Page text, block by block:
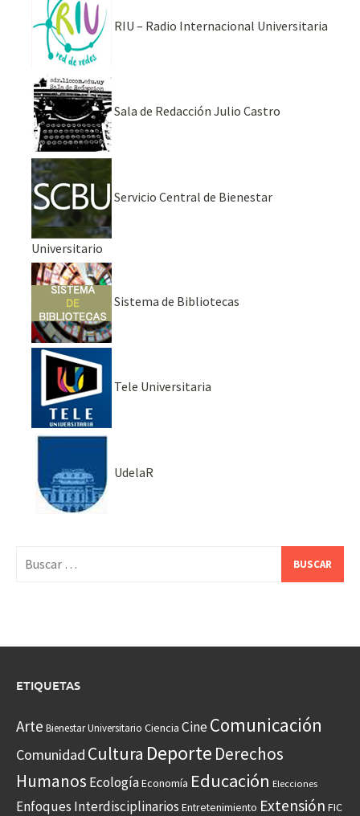
RIU – Radio Internacional Universitaria
Sala de Redacción Julio Castro
Servicio Central de Bienestar
Universitario
Sistema de Bibliotecas
Tele Universitaria
UdelaR
ETIQUETAS
Arte Bienestar Universitario Ciencia CineComunicación
Comunidad Cultura Deporte Derechos
Humanos EcologíaEconomía Educación Elecciones
Enfoques Interdisciplinarios Entretenimiento Extensión FIC